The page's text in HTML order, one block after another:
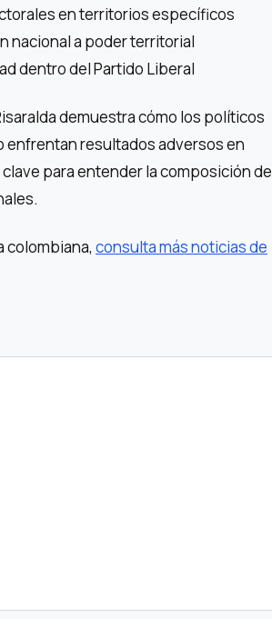
en territorios específicos
nacional a poder territorial
dentro del Partido Liberal
demuestra cómo los políticos
resultados adversos en
para entender la composición de
colombiana, consulta más noticias de